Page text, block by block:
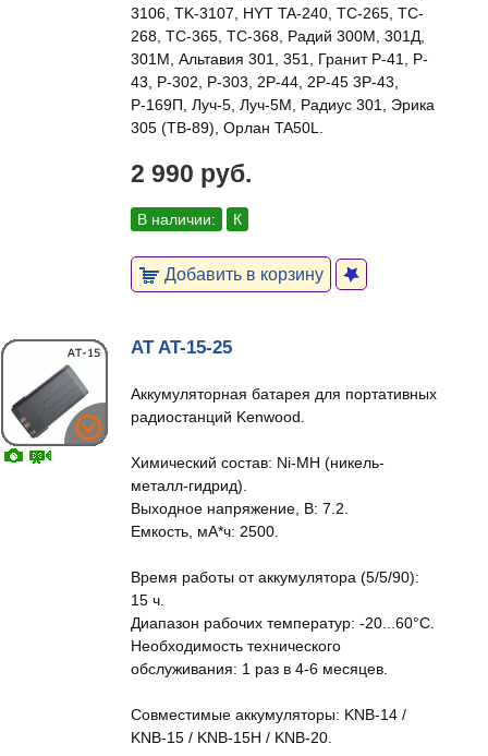
3106, TK-3107, HYT TA-240, TC-265, TC-
268, TC-365, TC-368, Радий 300М, 301Д,
301М, Альтавия 301, 351, Гранит P-41, P-
43, P-302, P-303, 2P-44, 2P-45 3P-43,
Р-169П, Луч-5, Луч-5М, Радиус 301, Эрика
305 (ТВ-89), Орлан TA50L.
2 990 руб.
В наличии: К
Добавить в корзину
AT AT-15-25
Аккумуляторная батарея для портативных
радиостанций Kenwood.
Химический состав: Ni-MH (никель-
металл-гидрид).
Выходное напряжение, В: 7.2.
Емкость, мА*ч: 2500.
Время работы от аккумулятора (5/5/90):
15 ч.
Диапазон рабочих температур: -20...60°С.
Необходимость технического
обслуживания: 1 раз в 4-6 месяцев.
Совместимые аккумуляторы: KNB-14 /
KNB-15 / KNB-15H / KNB-20.